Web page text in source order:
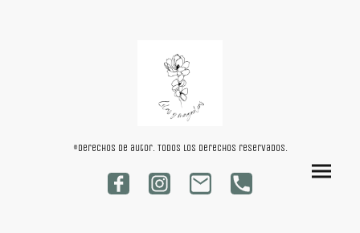
©Derechos de autor. Todos los derechos reservados.